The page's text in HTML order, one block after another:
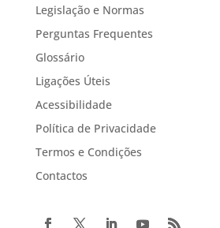
Legislação e Normas
Perguntas Frequentes
Glossário
Ligações Úteis
Acessibilidade
Política de Privacidade
Termos e Condições
Contactos